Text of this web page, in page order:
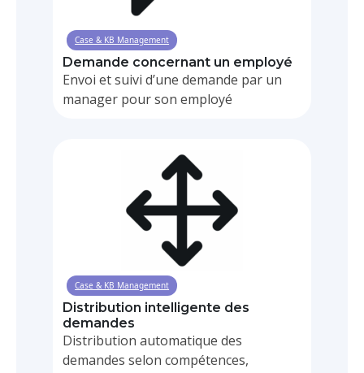
Case & KB Management
Demande concernant un employé
Envoi et suivi d’une demande par un
manager pour son employé
Case & KB Management
Distribution intelligente des
demandes
Distribution automatique des
demandes selon compétences,